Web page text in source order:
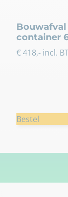
Bouwafval
container
€418,- incl.
Bestel